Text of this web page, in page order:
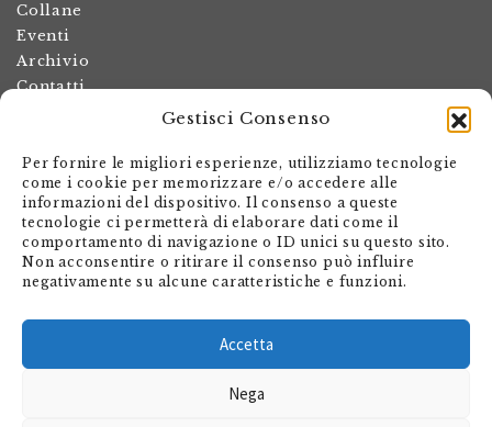
Gestisci Consenso
Per fornire le migliori esperienze, utilizziamo tecnologie
come i cookie per memorizzare e/o accedere alle
informazioni del dispositivo. Il consenso a queste
tecnologie ci permetterà di elaborare dati come il
comportamento di navigazione o ID unici su questo sito.
Non acconsentire o ritirare il consenso può influire
negativamente su alcune caratteristiche e funzioni.
Accetta
Nega
Collane
Eventi
Archivio
Contatti
Termini e condizioni
Spese di spedizione
Politica dei resi
Informativa sulla privacy
Il mio account
Carrello
Via Giovanni Antonio Orelli 29
Casella postale 563